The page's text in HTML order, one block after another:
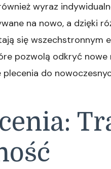
wyraz
na nowo, a dzięki
się wszechstronnym
pozwolą odkryć
do